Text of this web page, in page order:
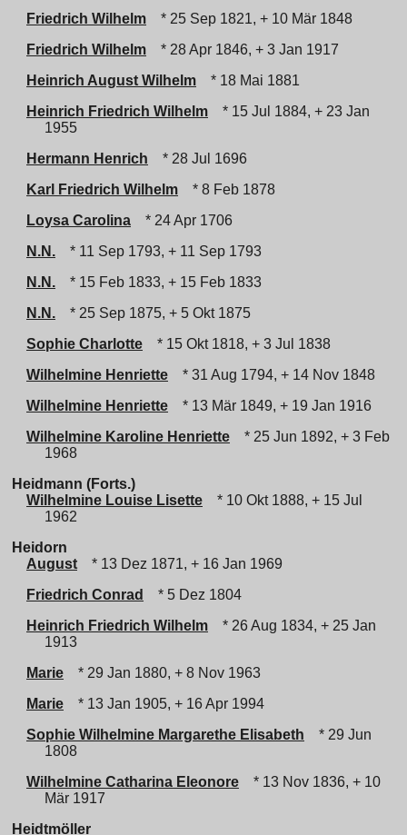
Friedrich Wilhelm
* 25 Sep 1821, + 10 Mär 1848
Friedrich Wilhelm
* 28 Apr 1846, + 3 Jan 1917
Heinrich August Wilhelm
* 18 Mai 1881
Heinrich Friedrich Wilhelm
* 15 Jul 1884, + 23 Jan
1955
Hermann Henrich
* 28 Jul 1696
Karl Friedrich Wilhelm
* 8 Feb 1878
Loysa Carolina
* 24 Apr 1706
N.N.
* 11 Sep 1793, + 11 Sep 1793
N.N.
* 15 Feb 1833, + 15 Feb 1833
N.N.
* 25 Sep 1875, + 5 Okt 1875
Sophie Charlotte
* 15 Okt 1818, + 3 Jul 1838
Wilhelmine Henriette
* 31 Aug 1794, + 14 Nov 1848
Wilhelmine Henriette
* 13 Mär 1849, + 19 Jan 1916
Wilhelmine Karoline Henriette
* 25 Jun 1892, + 3 Feb
1968
Heidmann (Forts.)
Wilhelmine Louise Lisette
* 10 Okt 1888, + 15 Jul
1962
Heidorn
August
* 13 Dez 1871, + 16 Jan 1969
Friedrich Conrad
* 5 Dez 1804
Heinrich Friedrich Wilhelm
* 26 Aug 1834, + 25 Jan
1913
Marie
* 29 Jan 1880, + 8 Nov 1963
Marie
* 13 Jan 1905, + 16 Apr 1994
Sophie Wilhelmine Margarethe Elisabeth
* 29 Jun
1808
Wilhelmine Catharina Eleonore
* 13 Nov 1836, + 10
Mär 1917
Heidtmöller